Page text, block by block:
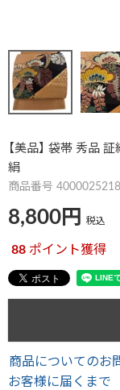
【美品】 袋帯 秀品
絹
商品番号
8,800 税込
88 ポイント獲得
商品についてのお
お客様に届くまで